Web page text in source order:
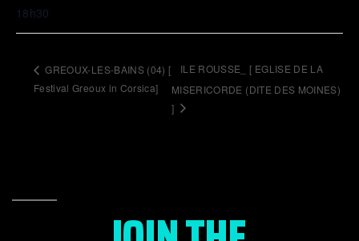
18h30
GREOUX-LES-BAINS (04) [
Festival Greoux in Corsica]
ILE ROUSSE_ [ EGLISE DE LA
MISERICORDE (DITE DES MOINES)
]